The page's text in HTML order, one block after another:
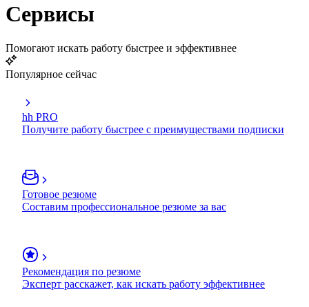
Сервисы
Помогают искать работу быстрее и эффективнее
Популярное сейчас
hh PRO
Получите работу быстрее с преимуществами подписки
Готовое резюме
Составим профессиональное резюме за вас
Рекомендация по резюме
Эксперт расскажет, как искать работу эффективнее